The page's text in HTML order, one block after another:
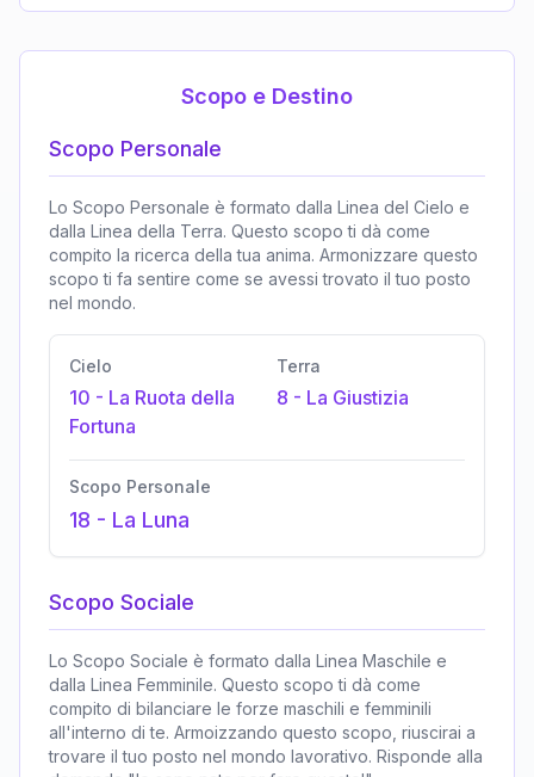
Scopo e Destino
Scopo Personale
Lo Scopo Personale è formato dalla Linea del Cielo e
dalla Linea della Terra. Questo scopo ti dà come
compito la ricerca della tua anima. Armonizzare questo
scopo ti fa sentire come se avessi trovato il tuo posto
nel mondo.
Cielo
10 - La Ruota della
Fortuna
Terra
8 - La Giustizia
Scopo Personale
18 - La Luna
Scopo Sociale
Lo Scopo Sociale è formato dalla Linea Maschile e
dalla Linea Femminile. Questo scopo ti dà come
compito di bilanciare le forze maschili e femminili
all'interno di te. Armoizzando questo scopo, riuscirai a
trovare il tuo posto nel mondo lavorativo. Risponde alla